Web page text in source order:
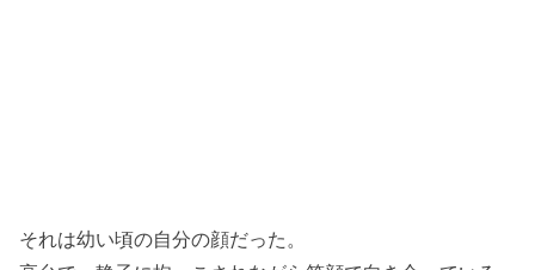
それは幼い頃の自分の顔だった。